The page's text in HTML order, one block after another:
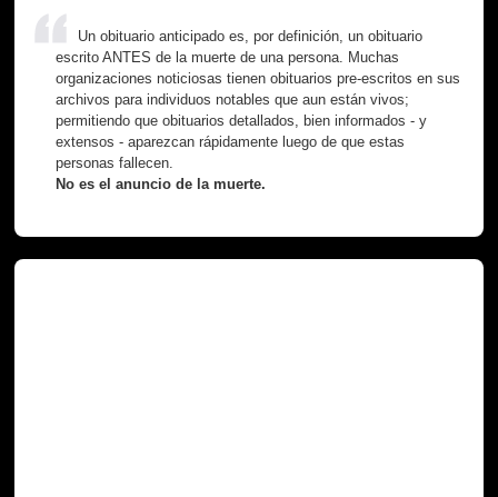
Un obituario anticipado es, por definición, un obituario
escrito ANTES de la muerte de una persona. Muchas
organizaciones noticiosas tienen obituarios pre-escritos en sus
archivos para individuos notables que aun están vivos;
permitiendo que obituarios detallados, bien informados - y
extensos - aparezcan rápidamente luego de que estas
personas fallecen.
No es el anuncio de la muerte.